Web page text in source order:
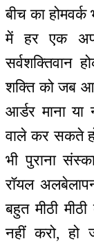
बीच का
में हर एक
सर्वशक्तिवान
शक्ति को जब
आर्डर माना
वाले कर सकते
भी पुराना
रॉयल
बहुत मीठी
नहीं करो, हो